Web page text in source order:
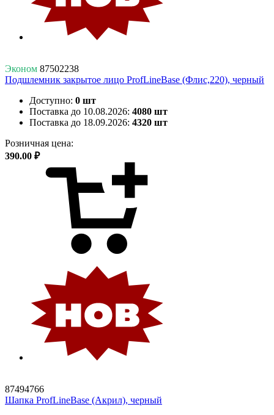
Эконом 87502238
Подшлемник закрытое лицо ProfLineBase (Флис,220), черный
Доступно: 0 шт
Поставка до 10.08.2026: 4080 шт
Поставка до 18.09.2026: 4320 шт
Розничная цена:
390.00 ₽
87494766
Шапка ProfLineBase (Акрил), черный